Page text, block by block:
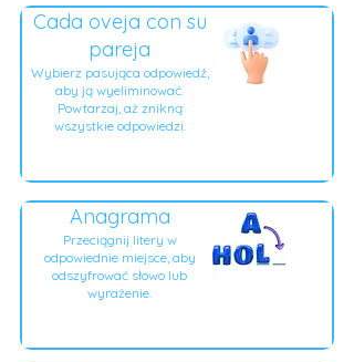
Cada oveja con su
pareja
Wybierz pasująca odpowiedź,
aby ją wyeliminować.
Powtarzaj, aż znikną
wszystkie odpowiedzi.
Anagrama
Przeciągnij litery w
odpowiednie miejsce, aby
odszyfrować słowo lub
wyrażenie.